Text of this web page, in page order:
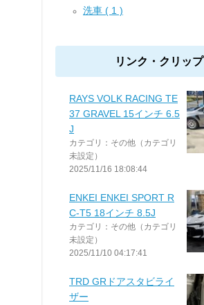
洗車 ( 1 )
リンク・クリップ
RAYS VOLK RACING TE
37 GRAVEL 15インチ 6.5
J
カテゴリ：その他（カテゴリ
未設定）
2025/11/16 18:08:44
ENKEI ENKEI SPORT R
C-T5 18インチ 8.5J
カテゴリ：その他（カテゴリ
未設定）
2025/11/10 04:17:41
TRD GRドアスタビライ
ザー